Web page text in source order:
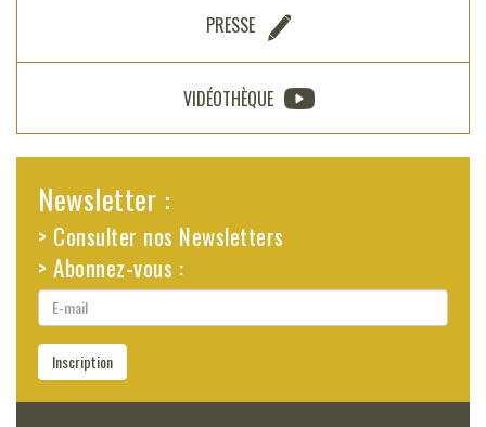
PRESSE
VIDÉOTHÈQUE
Newsletter :
> Consulter nos Newsletters
> Abonnez-vous :
E-
mail
Inscription